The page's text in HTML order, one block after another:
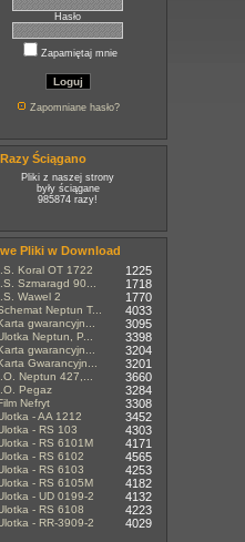
Hasło
Zapamiętaj mnie
Zapomniane hasło?
Ściągano
Pliki z naszej strony
były ściągane
985874 razy!
Pliki w Download
Koral OT 1722 1225
Szmaragd 90... 1718
Wawel 2 1770
Neptun T... 4033
gwarancyjn... 3095
Neptun, P... 3398
gwarancyjn... 3204
Gwarancyjn... 3201
Neptun 427,... 3660
Pegaz 3284
Nefryt 3308
- AA 1212 3452
- RS 103 4303
- RS 6101M 4171
- RS 6102 4565
- RS 6103 4253
- RS 6105M 4182
- UD 0199-2 4132
- RS 6108 4223
- RR-3909-2 4029